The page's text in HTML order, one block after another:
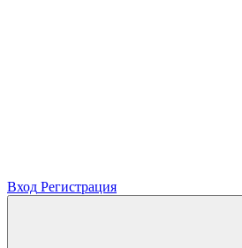
Вход Регистрация